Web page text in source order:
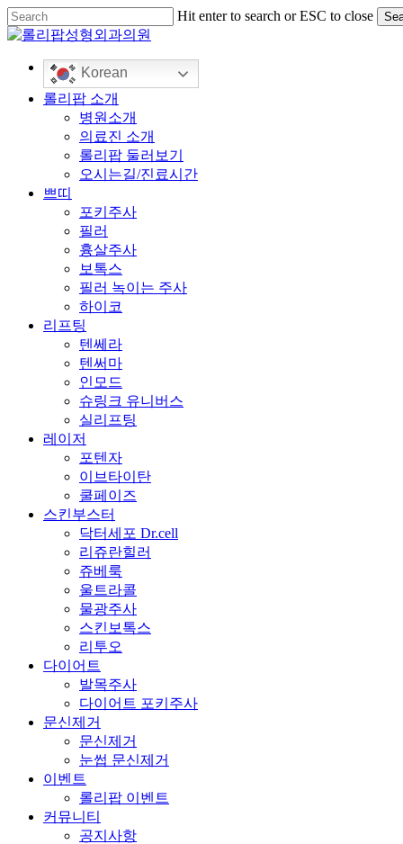
Skip
to
main
content
Hit enter to search or ESC to close
Close
Korean
Menu
롤리팝 소개
병원소개
의료진 소개
롤리팝 둘러보기
오시는길/진료시간
쁘띠
포키주사
필러
흉살주사
보톡스
필러 녹이는 주사
하이코
리프팅
텐쎄라
텐써마
인모드
슈링크 유니버스
실리프팅
레이저
포텐자
이브타이탄
쿨페이즈
스킨부스터
닥터세포 Dr.cell
리쥬란힐러
쥬베룩
울트라콜
물광주사
스킨보톡스
리투오
다이어트
발목주사
다이어트 포키주사
문신제거
문신제거
눈썹 문신제거
이벤트
롤리팝 이벤트
커뮤니티
공지사항